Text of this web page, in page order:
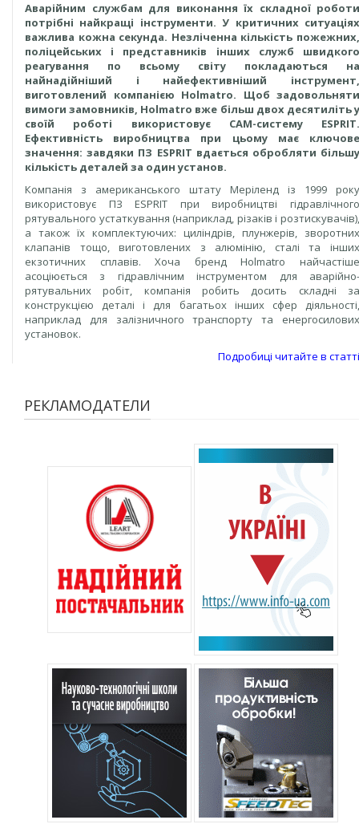
Аварійним службам для виконання їх складної роботи
потрібні найкращі інструменти. У критичних ситуаціях
важлива кожна секунда. Незліченна кількість пожежних,
поліцейських і представників інших служб швидкого
реагування по всьому світу покладаються на
найнадійніший і найефективніший інструмент,
виготовлений компанією Holmatro. Щоб задовольняти
вимоги замовників, Holmatro вже більш двох десятиліть у
своїй роботі використовує САМ-систему ESPRIT.
Ефективність виробництва при цьому має ключове
значення: завдяки ПЗ ESPRIT вдається обробляти більшу
кількість деталей за один установ.
Компанія з американського штату Меріленд із 1999 року
використовує ПЗ ESPRIT при виробництві гідравлічного
рятувального устаткування (наприклад, різаків і розтискувачів),
а також їх комплектуючих: циліндрів, плунжерів, зворотних
клапанів тощо, виготовлених з алюмінію, сталі та інших
екзотичних сплавів. Хоча бренд Holmatro найчастіше
асоціюється з гідравлічним інструментом для аварійно-
рятувальних робіт, компанія робить досить складні за
конструкцією деталі і для багатьох інших сфер діяльності,
наприклад для залізничного транспорту та енергосилових
установок.
Подробиці читайте в статті
РЕКЛАМОДАТЕЛИ